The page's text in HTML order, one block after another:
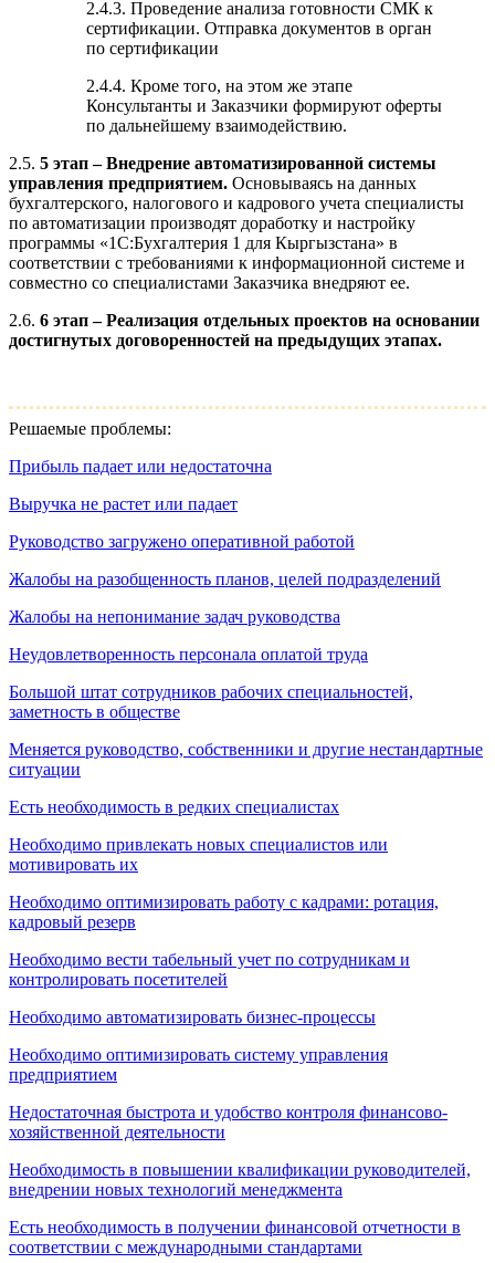
2.4.3. Проведение анализа готовности СМК к
сертификации. Отправка документов в орган
по сертификации
2.4.4. Кроме того, на этом же этапе
Консультанты и Заказчики формируют оферты
по дальнейшему взаимодействию.
2.5. 5 этап – Внедрение автоматизированной системы
управления предприятием. Основываясь на данных
бухгалтерского, налогового и кадрового учета специалисты
по автоматизации производят доработку и настройку
программы «1С:Бухгалтерия 1 для Кыргызстана» в
соответствии с требованиями к информационной системе и
совместно со специалистами Заказчика внедряют ее.
2.6. 6 этап – Реализация отдельных проектов на основании
достигнутых договоренностей на предыдущих этапах.
Решаемые проблемы:
Прибыль падает или недостаточна
Выручка не растет или падает
Руководство загружено оперативной работой
Жалобы на разобщенность планов, целей подразделений
Жалобы на непонимание задач руководства
Неудовлетворенность персонала оплатой труда
Большой штат сотрудников рабочих специальностей,
заметность в обществе
Меняется руководство, собственники и другие нестандартные
ситуации
Есть необходимость в редких специалистах
Необходимо привлекать новых специалистов или
мотивировать их
Необходимо оптимизировать работу с кадрами: ротация,
кадровый резерв
Необходимо вести табельный учет по сотрудникам и
контролировать посетителей
Необходимо автоматизировать бизнес-процессы
Необходимо оптимизировать систему управления
предприятием
Недостаточная быстрота и удобство контроля финансово-
хозяйственной деятельности
Необходимость в повышении квалификации руководителей,
внедрении новых технологий менеджмента
Есть необходимость в получении финансовой отчетности в
соответствии с международными стандартами